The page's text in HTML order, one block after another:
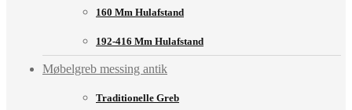
160 Mm Hulafstand
192-416 Mm Hulafstand
Møbelgreb messing antik
Traditionelle Greb